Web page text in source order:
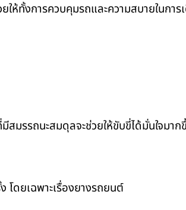
ห้ทั้งการควบคุมรถและความสบายในกา
สมรรถนะสมดุลจะช่วยให้ขับขี่ได้มั่นใจม
โดยเฉพาะเรื่องยางรถยนต์